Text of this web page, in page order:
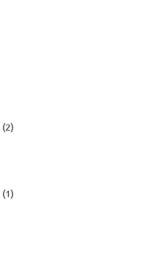
(2)
(1)